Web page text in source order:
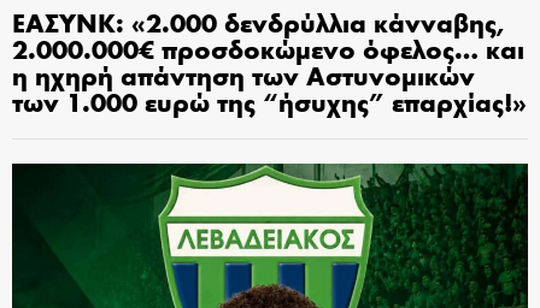
ΕΑΣΥΝΚ: «2.000 δενδρύλλια κάνναβης,
2.000.000€ προσδοκώμενο όφελος… και
η ηχηρή απάντηση των Αστυνομικών
των 1.000 ευρώ της “ήσυχης” επαρχίας!»